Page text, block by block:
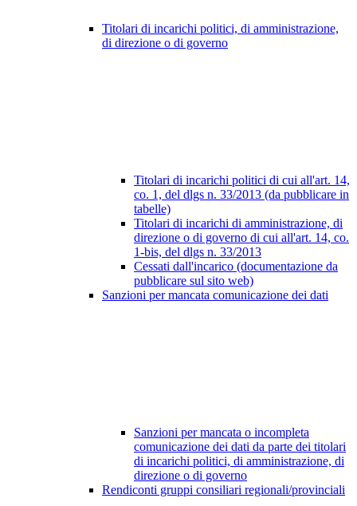
Titolari di incarichi politici, di amministrazione,
di direzione o di governo
Titolari di incarichi politici di cui all'art. 14,
co. 1, del dlgs n. 33/2013 (da pubblicare in
tabelle)
Titolari di incarichi di amministrazione, di
direzione o di governo di cui all'art. 14, co.
1-bis, del dlgs n. 33/2013
Cessati dall'incarico (documentazione da
pubblicare sul sito web)
Sanzioni per mancata comunicazione dei dati
Sanzioni per mancata o incompleta
comunicazione dei dati da parte dei titolari
di incarichi politici, di amministrazione, di
direzione o di governo
Rendiconti gruppi consiliari regionali/provinciali